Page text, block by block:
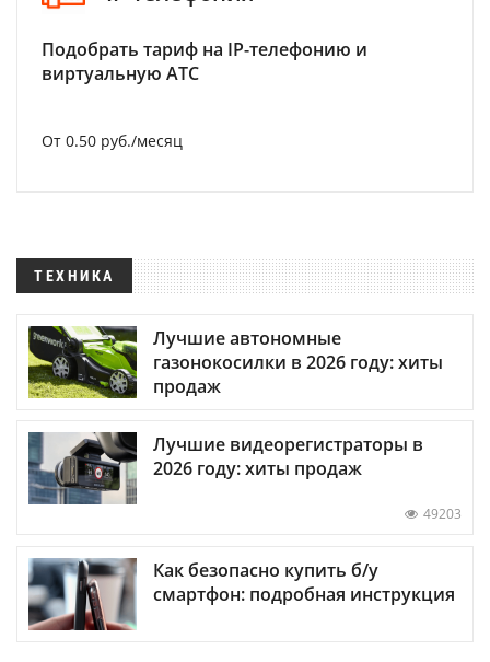
Подобрать тариф на IP-телефонию и
виртуальную АТС
От 0.50 руб./месяц
ТЕХНИКА
Лучшие автономные
газонокосилки в 2026 году: хиты
продаж
Лучшие видеорегистраторы в
2026 году: хиты продаж
49203
Как безопасно купить б/у
смартфон: подробная инструкция